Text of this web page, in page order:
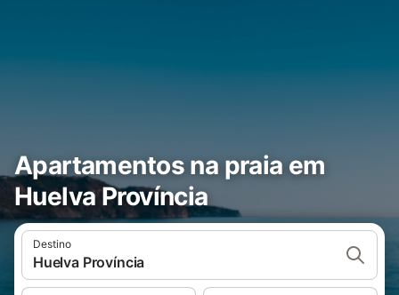
Apartamentos na praia em
Huelva Província
Destino
Huelva Província